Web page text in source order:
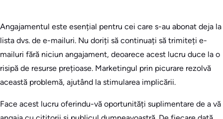
Angajamentul este esențial pentru cei care s-au abonat deja la
lista dvs. de e-mailuri. Nu doriți să continuați să trimiteți e-
mailuri fără niciun angajament, deoarece acest lucru duce la o
risipă de resurse prețioase. Marketingul prin picurare rezolvă
această problemă, ajutând la stimularea implicării.
Face acest lucru oferindu-vă oportunități suplimentare de a vă